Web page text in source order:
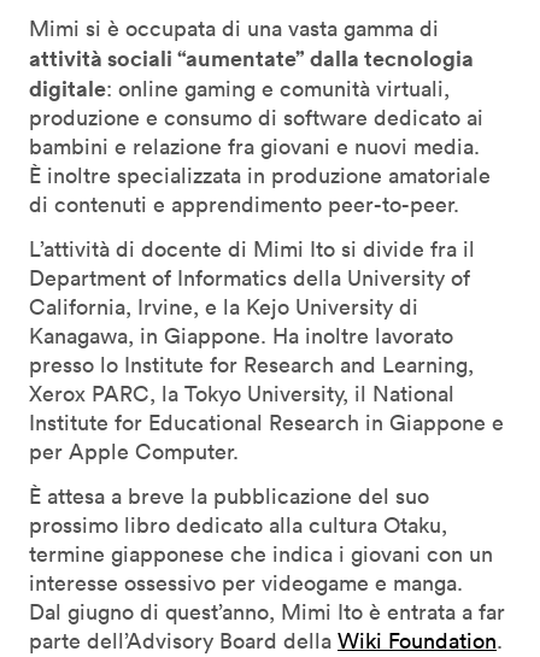
Mimi si è occupata di una vasta gamma di
attività sociali “aumentate” dalla tecnologia
digitale: online gaming e comunità virtuali,
produzione e consumo di software dedicato ai
bambini e relazione fra giovani e nuovi media.
È inoltre specializzata in produzione amatoriale
di contenuti e apprendimento peer-to-peer.
L’attività di docente di Mimi Ito si divide fra il
Department of Informatics della University of
California, Irvine, e la Kejo University di
Kanagawa, in Giappone. Ha inoltre lavorato
presso lo Institute for Research and Learning,
Xerox PARC, la Tokyo University, il National
Institute for Educational Research in Giappone e
per Apple Computer.
È attesa a breve la pubblicazione del suo
prossimo libro dedicato alla cultura Otaku,
termine giapponese che indica i giovani con un
interesse ossessivo per videogame e manga.
Dal giugno di quest’anno, Mimi Ito è entrata a far
parte dell’Advisory Board della Wiki Foundation.